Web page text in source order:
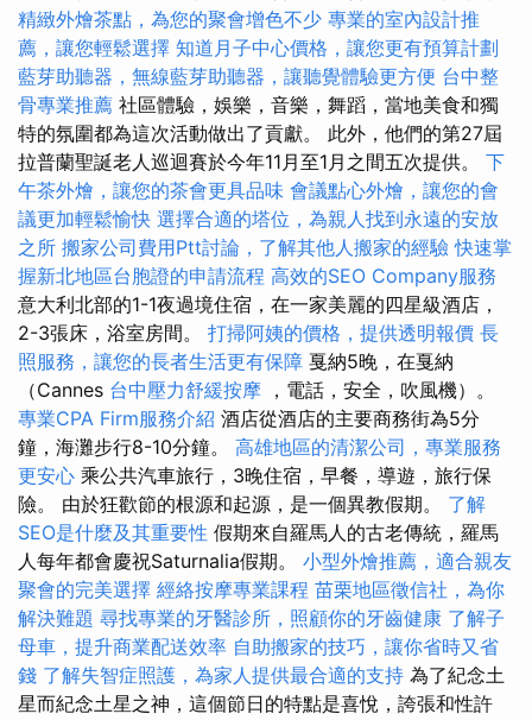
精緻外燴茶點，為您的聚會增色不少 專業的室內設計推
薦，讓您輕鬆選擇 知道月子中心價格，讓您更有預算計劃
藍芽助聽器，無線藍芽助聽器，讓聽覺體驗更方便 台中整
骨專業推薦 社區體驗，娛樂，音樂，舞蹈，當地美食和獨
特的氛圍都為這次活動做出了貢獻。 此外，他們的第27屆
拉普蘭聖誕老人巡迴賽於今年11月至1月之間五次提供。 下
午茶外燴，讓您的茶會更具品味 會議點心外燴，讓您的會
議更加輕鬆愉快 選擇合適的塔位，為親人找到永遠的安放
之所 搬家公司費用Ptt討論，了解其他人搬家的經驗 快速掌
握新北地區台胞證的申請流程 高效的SEO Company服務
意大利北部的1-1夜過境住宿，在一家美麗的四星級酒店，
2-3張床，浴室房間。 打掃阿姨的價格，提供透明報價 長
照服務，讓您的長者生活更有保障 戛納5晚，在戛納
（Cannes 台中壓力舒緩按摩 ，電話，安全，吹風機）。
專業CPA Firm服務介紹 酒店從酒店的主要商務街為5分
鐘，海灘步行8-10分鐘。 高雄地區的清潔公司，專業服務
更安心 乘公共汽車旅行，3晚住宿，早餐，導遊，旅行保
險。 由於狂歡節的根源和起源，是一個異教假期。 了解
SEO是什麼及其重要性 假期來自羅馬人的古老傳統，羅馬
人每年都會慶祝Saturnalia假期。 小型外燴推薦，適合親友
聚會的完美選擇 經絡按摩專業課程 苗栗地區徵信社，為你
解決難題 尋找專業的牙醫診所，照顧你的牙齒健康 了解子
母車，提升商業配送效率 自助搬家的技巧，讓你省時又省
錢 了解失智症照護，為家人提供最合適的支持 為了紀念土
星而紀念土星之神，這個節日的特點是喜悅，誇張和性許